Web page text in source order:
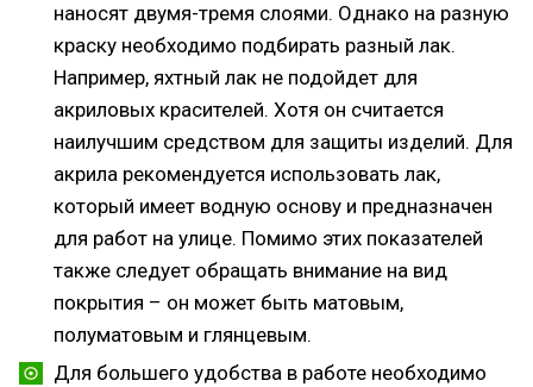
наносят двумя-тремя слоями. Однако на разную
краску необходимо подбирать разный лак.
Например, яхтный лак не подойдет для
акриловых красителей. Хотя он считается
наилучшим средством для защиты изделий. Для
акрила рекомендуется использовать лак,
который имеет водную основу и предназначен
для работ на улице. Помимо этих показателей
также следует обращать внимание на вид
покрытия – он может быть матовым,
полуматовым и глянцевым.
Для большего удобства в работе необходимо